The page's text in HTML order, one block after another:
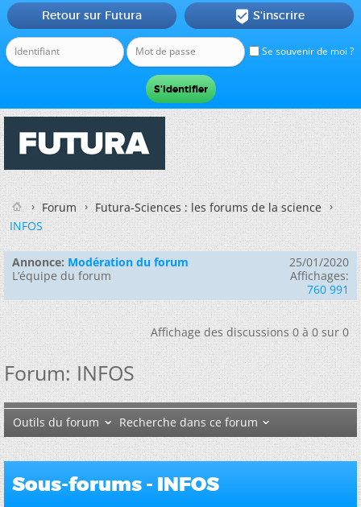
Se souvenir de moi ?
Retour sur Futura  S'inscrire
Forum
Futura-Sciences : les forums de la science
INFOS
Annonce: Modération du forum
L’équipe du forum
25/01/2020
Affichages:
760 991
Affichage des discussions 0 à 0 sur 0
Forum:INFOS
Outils du forum Recherche dans ce forum
Sous-forums - INFOS